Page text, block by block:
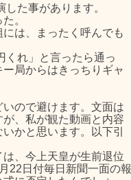
た事があります。
。
は、まったく呼んでも
くれ」と言ったら通っ
局からはきっちりギャ
ので避けます。文面は
、私が観た動画と内容
かと思います。以下引
、今上天皇が生前退位
22日付毎日新聞一面の報